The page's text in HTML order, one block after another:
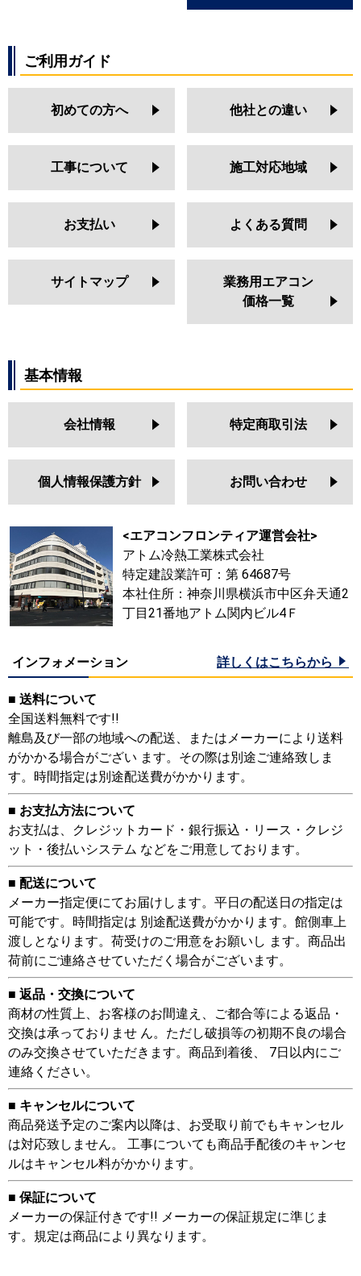
ご利用ガイド
初めての方へ 他社との違い
工事について 施工対応地域
お支払い よくある質問
サイトマップ
業務用エアコン
価格一覧
基本情報
会社情報 特定商取引法
個人情報保護方針 お問い合わせ
<エアコンフロンティア運営会社>
アトム冷熱工業株式会社
特定建設業許可：第 64687号
本社住所：神奈川県横浜市中区弁天通2
丁目21番地アトム関内ビル4Ｆ
インフォメーション 詳しくはこちらから
■ 送料について
全国送料無料です!!
離島及び一部の地域への配送、またはメーカーにより送料
がかかる場合がござい ます。その際は別途ご連絡致しま
す。時間指定は別途配送費がかかります。
■ お支払方法について
お支払は、クレジットカード・銀行振込・リース・クレジ
ット・後払いシステム などをご用意しております。
■ 配送について
メーカー指定便にてお届けします。平日の配送日の指定は
可能です。時間指定は 別途配送費がかかります。館側車上
渡しとなります。荷受けのご用意をお願いし ます。商品出
荷前にご連絡させていただく場合がございます。
■ 返品・交換について
商材の性質上、お客様のお間違え、ご都合等による返品・
交換は承っておりませ ん。ただし破損等の初期不良の場合
のみ交換させていただきます。商品到着後、 7日以内にご
連絡ください。
■ キャンセルについて
商品発送予定のご案内以降は、お受取り前でもキャンセル
は対応致しません。 工事についても商品手配後のキャンセ
ルはキャンセル料がかかります。
■ 保証について
メーカーの保証付きです!! メーカーの保証規定に準じま
す。規定は商品により異なります。